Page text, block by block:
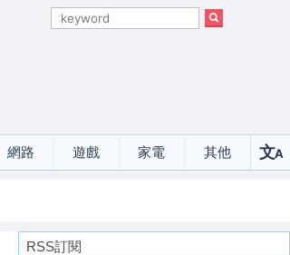
網路 遊戲 家電 其他 文A
RSS訂閱